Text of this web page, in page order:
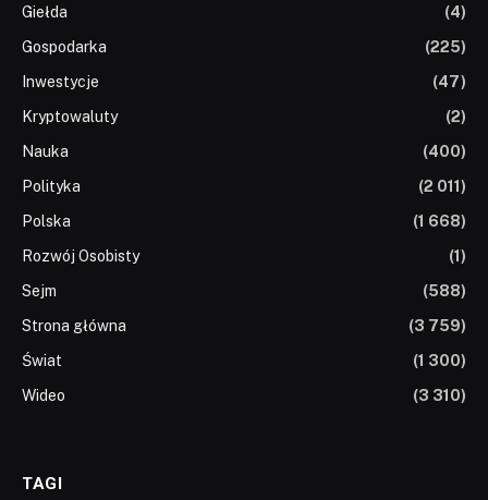
Giełda
(4)
Gospodarka
(225)
Inwestycje
(47)
Kryptowaluty
(2)
Nauka
(400)
Polityka
(2 011)
Polska
(1 668)
Rozwój Osobisty
(1)
Sejm
(588)
Strona główna
(3 759)
Świat
(1 300)
Wideo
(3 310)
TAGI